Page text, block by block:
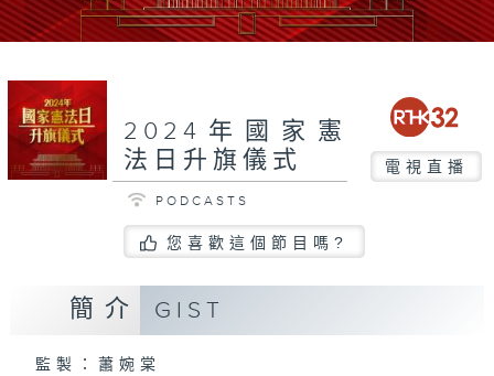
2024年國家憲
法日升旗儀式
電視直播
PODCASTS
您喜歡這個節目嗎?
簡介 GIST
監製：蕭婉棠